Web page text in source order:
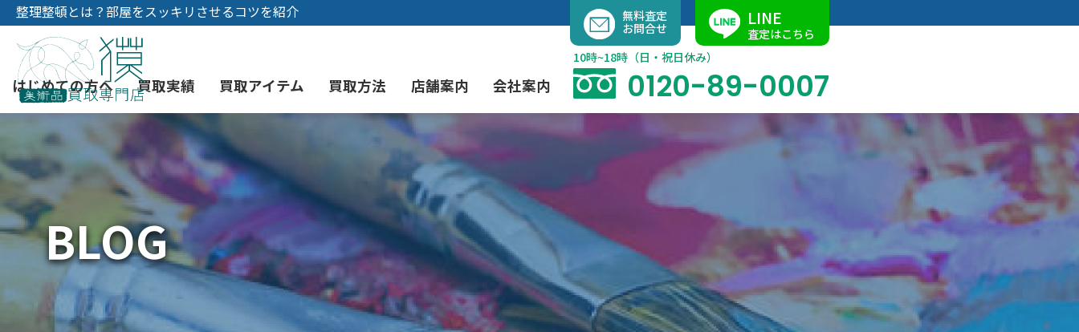
容
キ
ッ
プ
整理整頓とは？部屋をスッキリさせるコツを紹介
はじめての方へ
初めての美術品売却 よくあるご質問
YOUTUBE instagram Facebook
買取実績 買取アイテム
絵画買取 現代アート買取
骨董品買取 茶道具買取 陶磁器・陶器買取
西洋アンティーク買取 彫刻・ブロンズ買取 美術品・古美術品買取
買取方法
3つの買取方法 出張買取（無料）
宅配・郵送買取 業者間オークション出品代行 催事買取
時価評価サービス
店舗案内
東京店 大阪店
会社案内
会社概要 当社の特徴
消費者志向自主宣言
無料査定
お問合せ
LINE
査定はこちら
10時~18時（日・祝日休み）
0120-89-0007
BLOG